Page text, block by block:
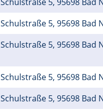
Schulstraße 5, 95698 Bad
Schulstraße 5, 95698 Bad
Schulstraße 5, 95698 Bad
Schulstraße 5, 95698 Bad